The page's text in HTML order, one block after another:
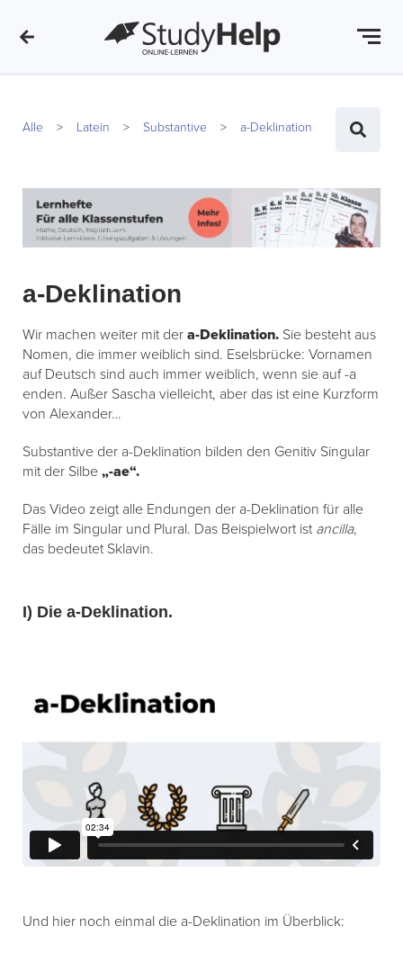
Alle Latein Substantive a-Deklination
a-Deklination
Wir machen weiter mit der a-Deklination. Sie besteht aus
Nomen, die immer weiblich sind. Eselsbrücke: Vornamen
auf Deutsch sind auch immer weiblich, wenn sie auf -a
enden. Außer Sascha vielleicht, aber das ist eine Kurzform
von Alexander…
Substantive der a-Deklination bilden den Genitiv Singular
mit der Silbe „-ae“.
Das Video zeigt alle Endungen der a-Deklination für alle
Fälle im Singular und Plural. Das Beispielwort ist ancilla,
das bedeutet Sklavin.
I) Die a-Deklination.
Und hier noch einmal die a-Deklination im Überblick: